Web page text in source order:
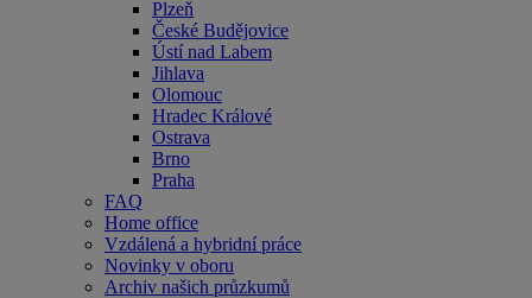
Plzeň
České Budějovice
Ústí nad Labem
Jihlava
Olomouc
Hradec Králové
Ostrava
Brno
Praha
FAQ
Home office
Vzdálená a hybridní práce
Novinky v oboru
Archiv našich průzkumů